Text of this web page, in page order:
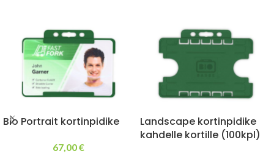
Bio Portrait kortinpidike
67,00€
Landscape kortinpidike
kahdelle kortille (100kpl)